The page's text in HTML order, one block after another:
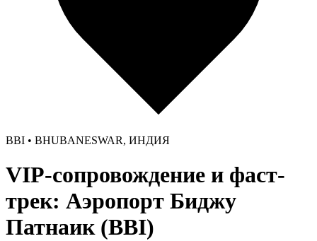
BBI • BHUBANESWAR, ИНДИЯ
VIP-сопровождение и фаст-
трек: Аэропорт Биджу
Патнаик (BBI)